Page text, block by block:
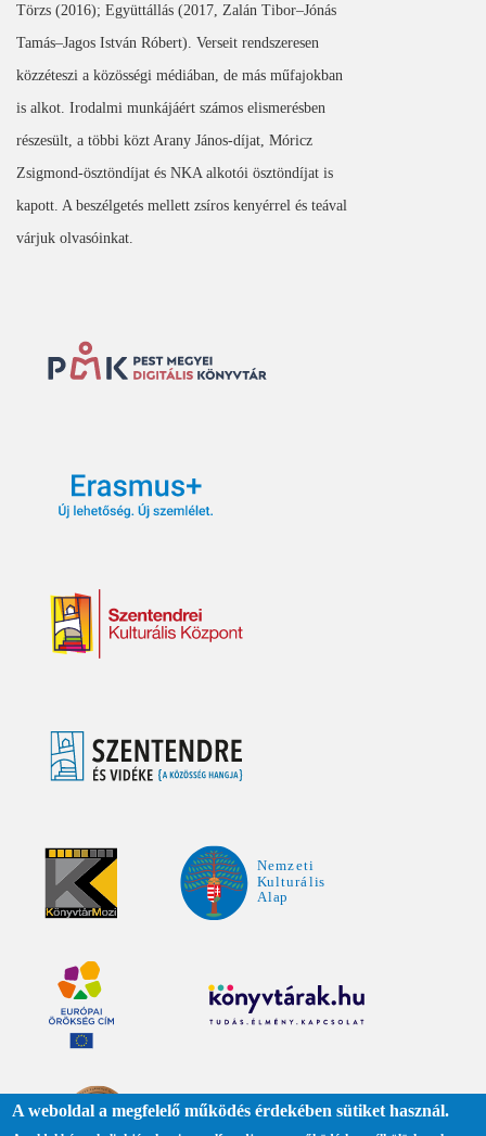
Törzs (2016); Együttállás (2017, Zalán Tibor–Jónás
Tamás–Jagos István Róbert). Verseit rendszeresen
közzéteszi a közösségi médiában, de más műfajokban
is alkot. Irodalmi munkájáért számos elismerésben
részesült, a többi közt Arany János-díjat, Móricz
Zsigmond-ösztöndíjat és NKA alkotói ösztöndíjat is
kapott. A beszélgetés mellett zsíros kenyérrel és teával
várjuk olvasóinkat.
A weboldal a megfelelő működés érdekében sütiket használ.